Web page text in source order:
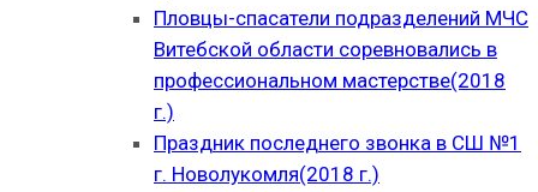
Пловцы-спасатели подразделений МЧС
Витебской области соревновались в
профессиональном мастерстве(2018
г.)
Праздник последнего звонка в СШ №1
г. Новолукомля(2018 г.)